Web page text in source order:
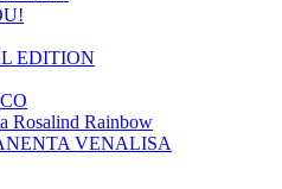
EDITION
Rosalind Rainbow
VENALISA